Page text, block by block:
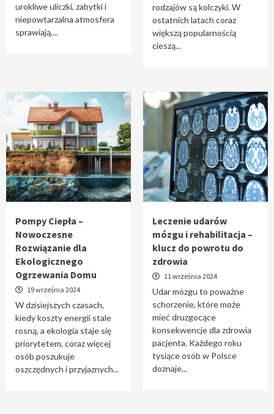
urokliwe uliczki, zabytki i
niepowtarzalna atmosfera
sprawiają,...
rodzajów są kolczyki. W
ostatnich latach coraz
większą popularnością
cieszą...
Pompy Ciepła –
Nowoczesne
Rozwiązanie dla
Ekologicznego
Ogrzewania Domu
19 września 2024
W dzisiejszych czasach,
kiedy koszty energii stale
rosną, a ekologia staje się
priorytetem, coraz więcej
osób poszukuje
oszczędnych i przyjaznych...
Leczenie udarów
mózgu i rehabilitacja –
klucz do powrotu do
zdrowia
11 września 2024
Udar mózgu to poważne
schorzenie, które może
mieć druzgocące
konsekwencje dla zdrowia
pacjenta. Każdego roku
tysiące osób w Polsce
doznaje...